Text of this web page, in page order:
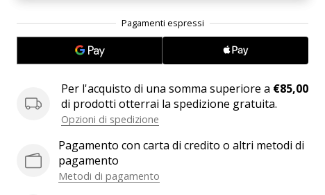
Per l'acquisto di una somma superiore a €85,00
di prodotti otterrai la spedizione gratuita.
Opzioni di spedizione
Pagamento con carta di credito o altri metodi di
pagamento
Metodi di pagamento